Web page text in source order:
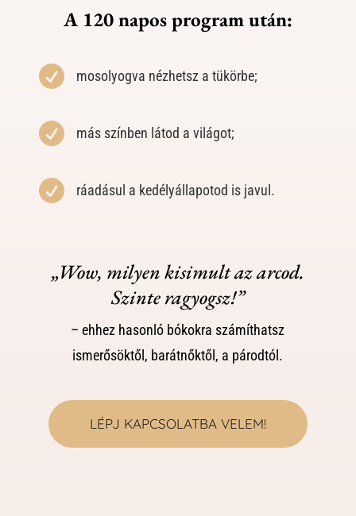
A 120 napos program után:
 mosolyogva nézhetsz a tükörbe;
 más színben látod a világot;
 ráadásul a kedélyállapotod is javul.
„Wow, milyen kisimult az arcod.
Szinte ragyogsz!”
– ehhez hasonló bókokra számíthatsz
ismerősöktől, barátnőktől, a párodtól.
LÉPJ KAPCSOLATBA VELEM!